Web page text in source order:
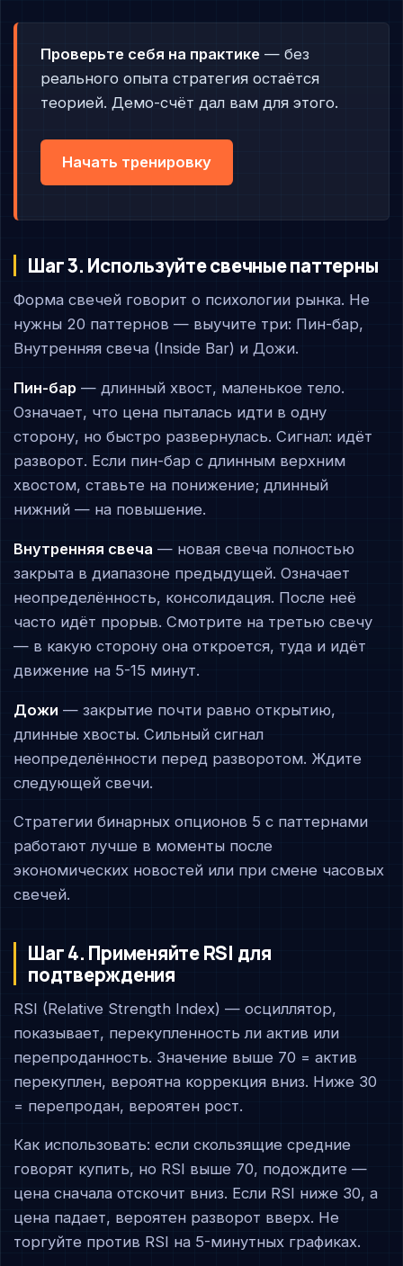
Проверьте себя на практике — без
реального опыта стратегия остаётся
теорией. Демо-счёт дал вам для этого.
Начать тренировку
Шаг 3. Используйте свечные паттерны
Форма свечей говорит о психологии рынка. Не
нужны 20 паттернов — выучите три: Пин-бар,
Внутренняя свеча (Inside Bar) и Дожи.
Пин-бар — длинный хвост, маленькое тело.
Означает, что цена пыталась идти в одну
сторону, но быстро развернулась. Сигнал: идёт
разворот. Если пин-бар с длинным верхним
хвостом, ставьте на понижение; длинный
нижний — на повышение.
Внутренняя свеча — новая свеча полностью
закрыта в диапазоне предыдущей. Означает
неопределённость, консолидация. После неё
часто идёт прорыв. Смотрите на третью свечу
— в какую сторону она откроется, туда и идёт
движение на 5-15 минут.
Дожи — закрытие почти равно открытию,
длинные хвосты. Сильный сигнал
неопределённости перед разворотом. Ждите
следующей свечи.
Стратегии бинарных опционов 5 с паттернами
работают лучше в моменты после
экономических новостей или при смене часовых
свечей.
Шаг 4. Применяйте RSI для
подтверждения
RSI (Relative Strength Index) — осциллятор,
показывает, перекупленность ли актив или
перепроданность. Значение выше 70 = актив
перекуплен, вероятна коррекция вниз. Ниже 30
= перепродан, вероятен рост.
Как использовать: если скользящие средние
говорят купить, но RSI выше 70, подождите —
цена сначала отскочит вниз. Если RSI ниже 30, а
цена падает, вероятен разворот вверх. Не
торгуйте против RSI на 5-минутных графиках.